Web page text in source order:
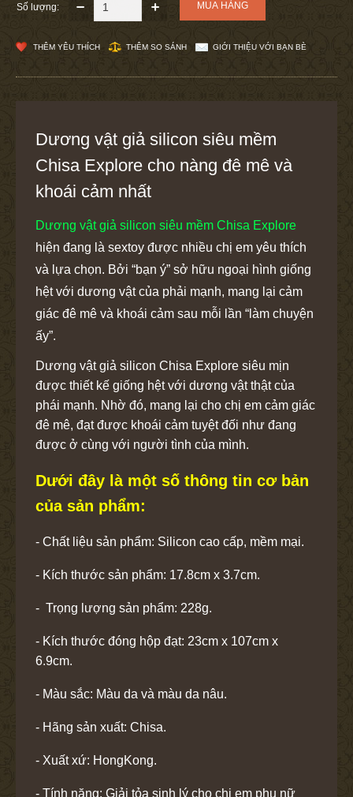
Số lượng:
THÊM YÊU THÍCH THÊM SO SÁNH GIỚI THIỆU VỚI BẠN BÈ
Dương vật giả silicon siêu mềm
Chisa Explore cho nàng đê mê và
khoái cảm nhất
Dương vật giả silicon siêu mềm Chisa Explore
hiện đang là sextoy được nhiều chị em yêu thích
và lựa chọn. Bởi “bạn ý” sở hữu ngoại hình giống
hệt với dương vật của phải mạnh, mang lại cảm
giác đê mê và khoái cảm sau mỗi lần “làm chuyện
ấy”.
Dương vật giả silicon Chisa Explore siêu mịn
được thiết kế giống hệt với dương vật thật của
phái mạnh. Nhờ đó, mang lại cho chị em cảm giác
đê mê, đạt được khoái cảm tuyệt đối như đang
được ở cùng với người tình của mình.
Dưới đây là một số thông tin cơ bản
của sản phẩm:
- Chất liệu sản phẩm: Silicon cao cấp, mềm mại.
- Kích thước sản phẩm: 17.8cm x 3.7cm.
- Trọng lượng sản phẩm: 228g.
- Kích thước đóng hộp đạt: 23cm x 107cm x
6.9cm.
- Màu sắc: Màu da và màu da nâu.
- Hãng sản xuất: Chisa.
- Xuất xứ: HongKong.
- Tính năng: Giải tỏa sinh lý cho chị em phụ nữ